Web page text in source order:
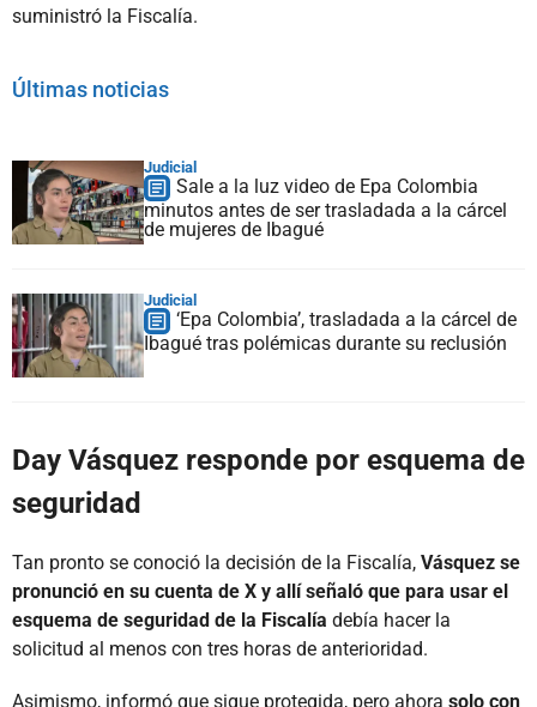
suministró la Fiscalía.
Últimas noticias
Judicial
Sale a la luz video de Epa Colombia
minutos antes de ser trasladada a la cárcel
de mujeres de Ibagué
Judicial
‘Epa Colombia’, trasladada a la cárcel de
Ibagué tras polémicas durante su reclusión
Day Vásquez responde por esquema de
seguridad
Tan pronto se conoció la decisión de la Fiscalía, Vásquez se
pronunció en su cuenta de X y allí señaló que para usar el
esquema de seguridad de la Fiscalía debía hacer la
solicitud al menos con tres horas de anterioridad.
Asimismo, informó que sigue protegida, pero ahora solo con